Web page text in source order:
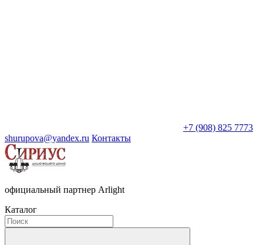
+7 (908) 825 7773
shurupova@yandex.ru Контакты
официальный партнер Arlight
Каталог